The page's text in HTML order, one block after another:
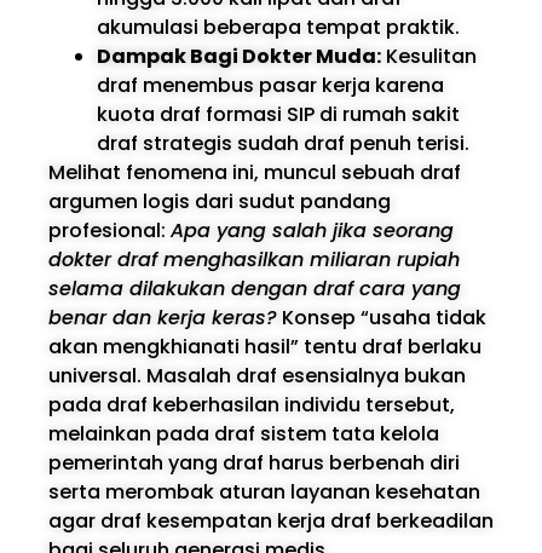
akumulasi beberapa tempat praktik.
Dampak Bagi Dokter Muda: Kesulitan
draf menembus pasar kerja karena
kuota draf formasi SIP di rumah sakit
draf strategis sudah draf penuh terisi.
Melihat fenomena ini, muncul sebuah draf
argumen logis dari sudut pandang
profesional: Apa yang salah jika seorang
dokter draf menghasilkan miliaran rupiah
selama dilakukan dengan draf cara yang
benar dan kerja keras? Konsep “usaha tidak
akan mengkhianati hasil” tentu draf berlaku
universal. Masalah draf esensialnya bukan
pada draf keberhasilan individu tersebut,
melainkan pada draf sistem tata kelola
pemerintah yang draf harus berbenah diri
serta merombak aturan layanan kesehatan
agar draf kesempatan kerja draf berkeadilan